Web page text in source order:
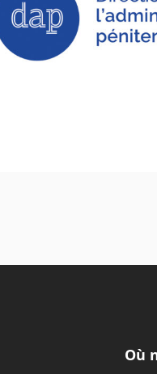
de
Inclusion - Solidarité -
Où